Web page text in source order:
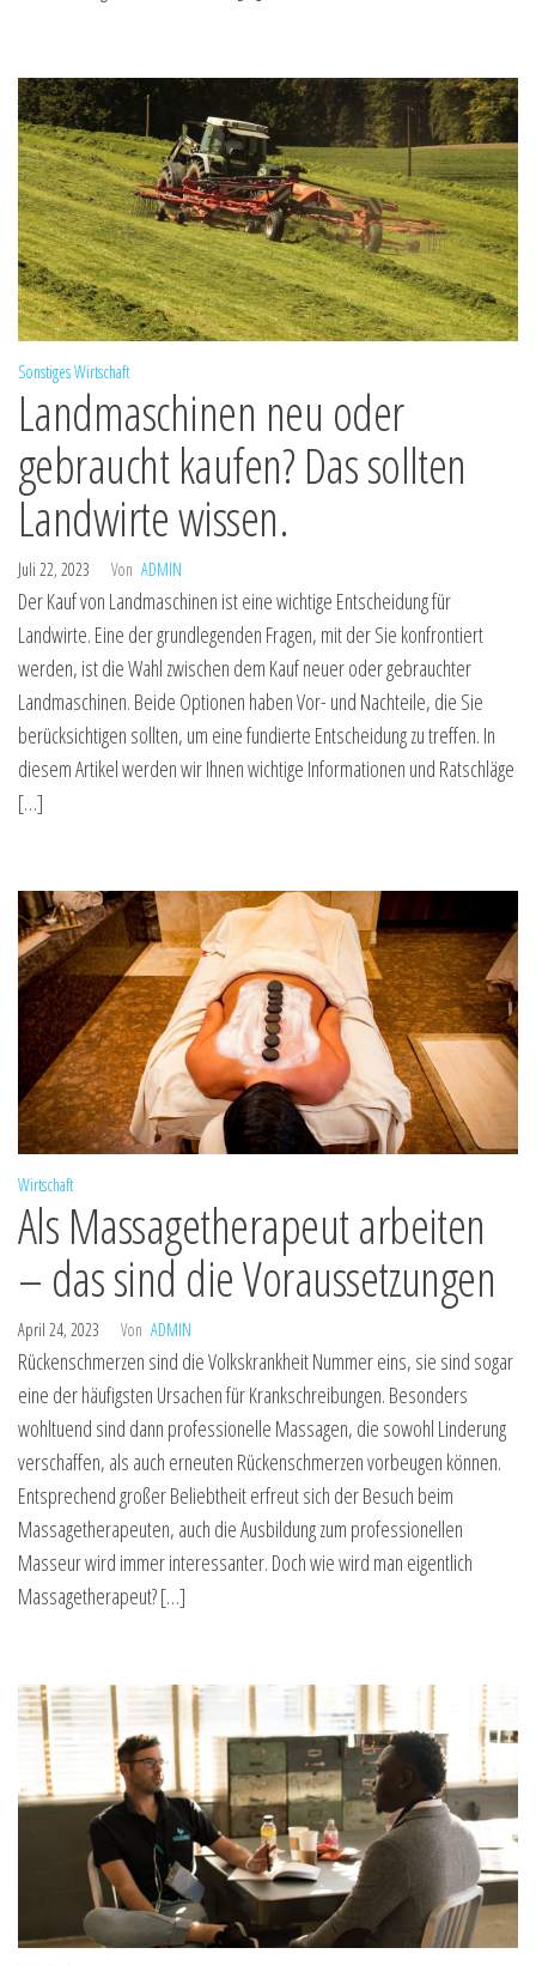
SonstigesWirtschaft
Landmaschinen neu oder
gebraucht kaufen? Das sollten
Landwirte wissen.
Juli 22, 2023 Von ADMIN
Der Kauf von Landmaschinen ist eine wichtige Entscheidung für
Landwirte. Eine der grundlegenden Fragen, mit der Sie konfrontiert
werden, ist die Wahl zwischen dem Kauf neuer oder gebrauchter
Landmaschinen. Beide Optionen haben Vor- und Nachteile, die Sie
berücksichtigen sollten, um eine fundierte Entscheidung zu treffen. In
diesem Artikel werden wir Ihnen wichtige Informationen und Ratschläge
[…]
Wirtschaft
Als Massagetherapeut arbeiten
– das sind die Voraussetzungen
April 24, 2023 Von ADMIN
Rückenschmerzen sind die Volkskrankheit Nummer eins, sie sind sogar
eine der häufigsten Ursachen für Krankschreibungen. Besonders
wohltuend sind dann professionelle Massagen, die sowohl Linderung
verschaffen, als auch erneuten Rückenschmerzen vorbeugen können.
Entsprechend großer Beliebtheit erfreut sich der Besuch beim
Massagetherapeuten, auch die Ausbildung zum professionellen
Masseur wird immer interessanter. Doch wie wird man eigentlich
Massagetherapeut? […]